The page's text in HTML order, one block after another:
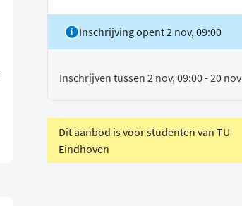
Inschrijving opent 2 nov, 09:00
Inschrijven tussen 2 nov, 09:00 - 20 nov
Dit aanbod is voor studenten van TU
Eindhoven